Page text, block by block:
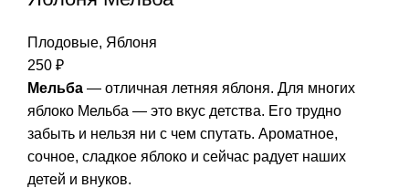
Плодовые, Яблоня
250 ₽
Мельба — отличная летняя яблоня. Для многих
яблоко Мельба — это вкус детства. Его трудно
забыть и нельзя ни с чем спутать. Ароматное,
сочное, сладкое яблоко и сейчас радует наших
детей и внуков.